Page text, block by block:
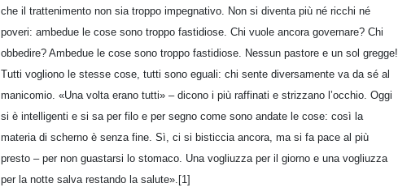
che il trattenimento non sia troppo impegnativo. Non si diventa più né ricchi né
poveri: ambedue le cose sono troppo fastidiose. Chi vuole ancora governare? Chi
obbedire? Ambedue le cose sono troppo fastidiose. Nessun pastore e un sol gregge!
Tutti vogliono le stesse cose, tutti sono eguali: chi sente diversamente va da sé al
manicomio. «Una volta erano tutti» – dicono i più raffinati e strizzano l’occhio. Oggi
si è intelligenti e si sa per filo e per segno come sono andate le cose: così la
materia di scherno è senza fine. Sì, ci si bisticcia ancora, ma si fa pace al più
presto – per non guastarsi lo stomaco. Una vogliuzza per il giorno e una vogliuzza
per la notte salva restando la salute».[1]